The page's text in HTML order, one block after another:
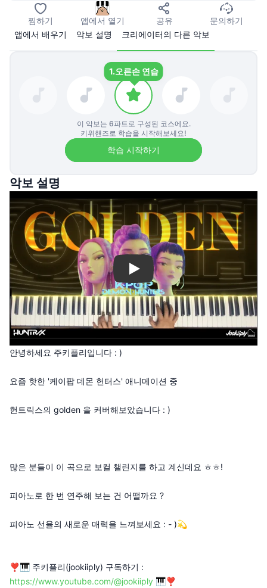
찜하기 앱에서 열기 공유
문의하기
앱에서 배우기
악보 설명 크리에이터의 다른 악보
1.오른손 연습
이 악보는 6파트로 구성된 코스에요.
키위핸즈로 학습을 시작해보세요!
학습 시작하기
악보 설명
Play
안녕하세요 주키플리입니다 : )
요즘 핫한 '케이팝 데몬 헌터스' 애니메이션 중
헌트릭스의 golden 을 커버해보았습니다 : )
많은 분들이 이 곡으로 보컬 챌린지를 하고 계신데요 ㅎㅎ!
피아노로 한 번 연주해 보는 건 어떨까요 ?
피아노 선율의 새로운 매력을 느껴보세요 : - )💫
❣️🎹 주키플리(jookiiply) 구독하기 :
https://www.youtube.com/@jookiiply 🎹❣️